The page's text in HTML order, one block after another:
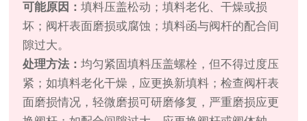
可能原因：填料压盖松动；填料老化、干燥或损
坏；阀杆表面磨损或腐蚀；填料函与阀杆的配合间
隙过大。
处理方法：均匀紧固填料压盖螺栓，但不得过度压
紧；如填料老化干燥，应更换新填料；检查阀杆表
面磨损情况，轻微磨损可研磨修复，严重磨损应更